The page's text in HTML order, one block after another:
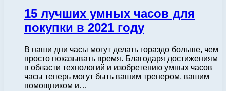
15 лучших умных часов для
покупки в 2021 году
В наши дни часы могут делать гораздо больше, чем
просто показывать время. Благодаря достижениям
в области технологий и изобретению умных часов
часы теперь могут быть вашим тренером, вашим
помощником и…